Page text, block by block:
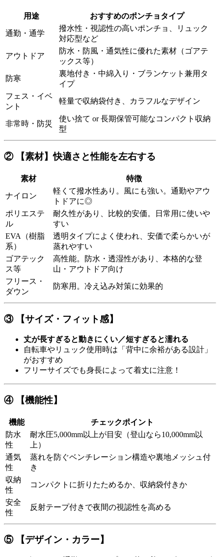
用途 おすすめのポンチョタイプ
通勤・通学
撥水性・視認性の高いポンチョ、リュック
対応型など
アウトドア
防水・防風・通気性に優れた素材（ゴアテ
ックス等）
防寒
裏地付き・中綿入り・ブランケット兼用タ
イプ
フェス・イベ
ント
軽量で収納袋付き、カラフルなデザイン
非常時・防災
使い捨て or 長期保管可能なコンパクト収納
型
② 【素材】快適さと性能を左右する
素材 特徴
ナイロン
軽くて撥水性あり。風にも強い。通勤やアウ
トドアに◎
ポリエステ
ル
耐久性があり、比較的安価。日常用に使いや
すい
EVA（樹脂
系）
透明タイプによく使われ、安価で柔らかいが
蒸れやすい
ゴアテック
ス等
高性能。防水・透湿性があり、本格的な登
山・アウトドア向け
フリース・
ダウン
防寒用。冷え込み対策に効果的
③ 【サイズ・フィット感】
丈が長すぎると動きにくい／短すぎると濡れる
自転車やリュック使用時は「背中に余裕がある設計」
がおすすめ
フリーサイズでも身長によって着丈に注意！
④ 【機能性】
機能
チェックポイント
防水
性
耐水圧5,000mm以上が目安（登山なら10,000mm以
上）
通気
性
蒸れを防ぐベンチレーション構造や裏地メッシュ付
き
収納
性
コンパクトに折りたためるか、収納袋付きか
安全
性
反射テープ付きで夜間の視認性を高める
⑤ 【デザイン・カラー】